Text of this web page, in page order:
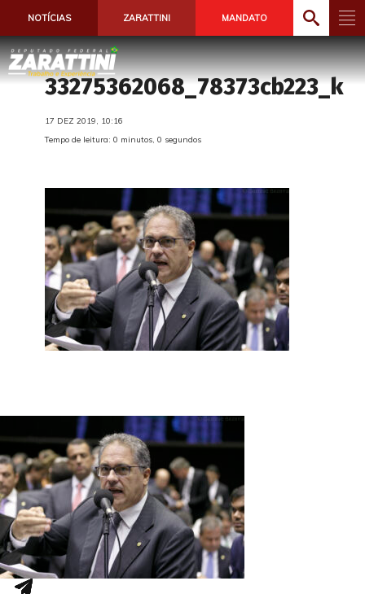
NOTÍCIAS ZARATTINI MANDATO
33275362068_78373cb223_k
17 DEZ 2019, 10:16
Tempo de leitura: 0 minutos, 0 segundos